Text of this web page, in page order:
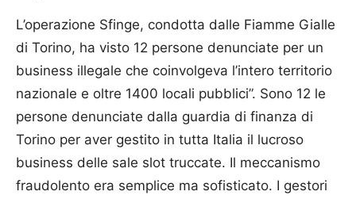
L’operazione Sfinge, condotta dalle Fiamme Gialle
di Torino, ha visto 12 persone denun­ciate per un
business illegale che coinvolgeva l’intero territorio
nazionale e oltre 1400 locali pubblici”. Sono 12 le
persone denunciate dalla guardia di finanza di
Torino per aver gestito in tutta Italia il lucroso
business delle sale slot truccate. Il meccanismo
fraudolento era semplice ma sofisticato. I gestori